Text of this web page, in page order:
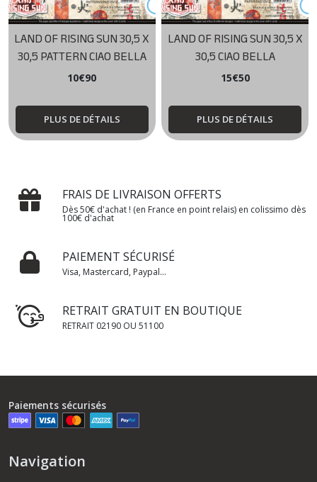
LAND OF RISING SUN 30,5 X
30,5 PATTERN CIAO BELLA
10€90
PLUS DE DÉTAILS
LAND OF RISING SUN 30,5 X
30,5 CIAO BELLA
15€50
PLUS DE DÉTAILS
FRAIS DE LIVRAISON OFFERTS
Dès 50€ d'achat ! (en France en point relais) en colissimo dès
100€ d'achat
PAIEMENT SÉCURISÉ
Visa, Mastercard, Paypal...
RETRAIT GRATUIT EN BOUTIQUE
RETRAIT 02190 OU 51100
Paiements sécurisés
Navigation